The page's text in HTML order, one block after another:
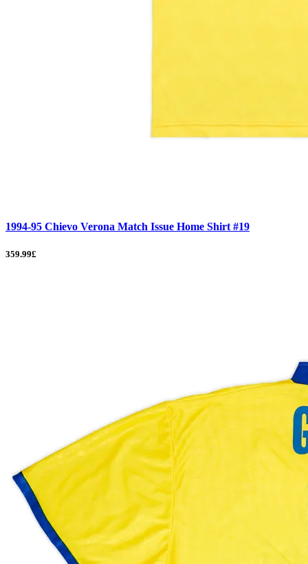
1994-95 Chievo Verona Match Issue Home Shirt #19
359.99£